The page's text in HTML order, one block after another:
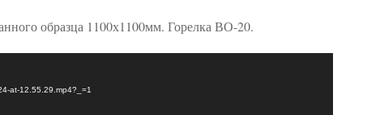
образца 1100х1100мм. Горелка ВО-20.
at-12.55.29.mp4?_=1